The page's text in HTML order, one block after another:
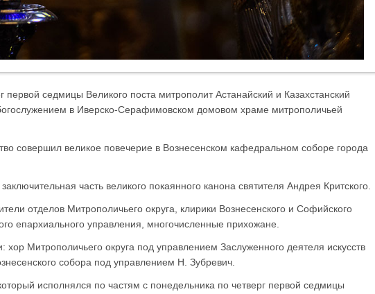
первой седмицы Великого поста митрополит Астанайский и Казахстанский
в Иверско-Серафимовском домовом храме митрополичьей
совершил великое повечерие в Вознесенском кафедральном соборе города
часть великого покаянного канона святителя Андрея Критского.
отделов Митрополичьего округа, клирики Вознесенского и Софийского
епархиального управления, многочисленные прихожане.
Митрополичьего округа под управлением Заслуженного деятеля искусств
собора под управлением Н. Зубревич.
исполнялся по частям с понедельника по четверг первой седмицы